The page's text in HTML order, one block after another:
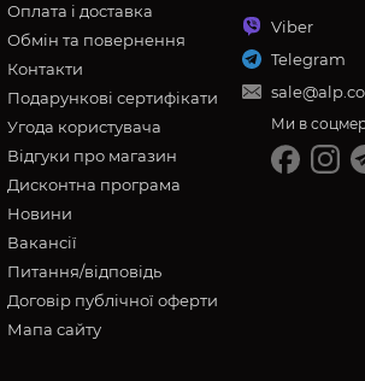
Оплата і доставка
Обмін та повернення
Контакти
Подарункові сертифікати
Угода користувача
Відгуки про магазин
Дисконтна програма
Новини
Вакансії
Питання/відповідь
Договір публічної оферти
Мапа сайту
Viber
Telegram
Ми в